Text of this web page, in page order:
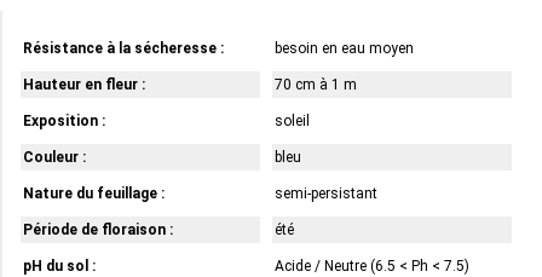
Résistance à la sécheresse : besoin en eau moyen
Hauteur en fleur : 70 cm à 1 m
Exposition : soleil
Couleur : bleu
Nature du feuillage : semi-persistant
Période de floraison : été
pH du sol :
Acide / Neutre (6.5 < Ph < 7.5)